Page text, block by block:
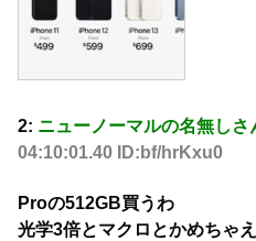
2: ニューノーマルの名無しさ
04:10:01.40 ID:bf/hrKxu0
Proの512GB買うわ
光学3倍とマクロとかめちゃ